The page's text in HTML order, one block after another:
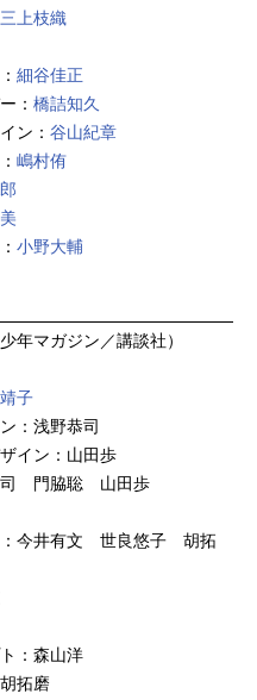
三上枝織
細谷佳正
： 橋詰知久
ン： 谷山紀章
嶋村侑
小野大輔
少年マガジン／講談社）
子
：浅野恭司
イン：山田歩
司 門脇聡 山田歩
：今井有文 世良悠子 胡拓
：森山洋
拓磨